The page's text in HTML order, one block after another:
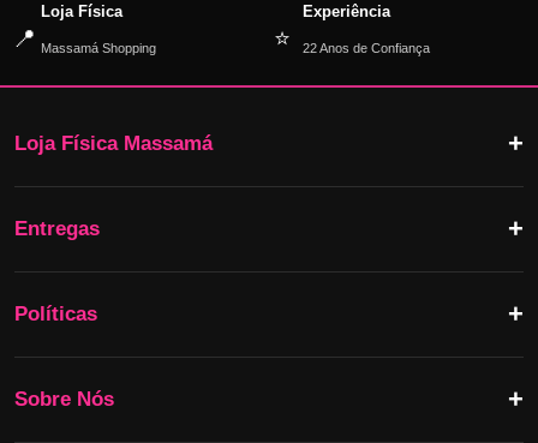
📍
Loja Física
Massamá Shopping ⭐
Experiência
22 Anos de Confiança
Loja Física Massamá
Entregas
Políticas
Sobre Nós